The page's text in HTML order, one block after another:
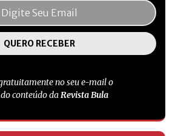
no seu e-mail o
conteúdo daRevista Bula